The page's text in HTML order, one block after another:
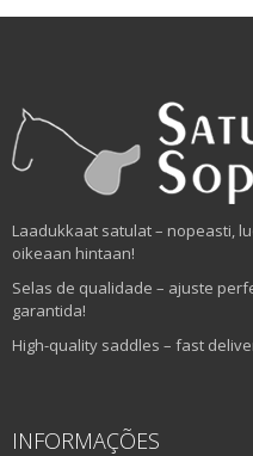
Laadukkaat satulat – nopeasti,
oikeaan hintaan!
Selas de qualidade – ajuste
garantida!
High-quality saddles – fast
INFORMAÇÕES